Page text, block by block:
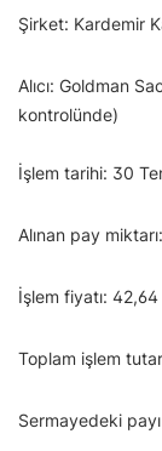
Şirket: Kardemir
Alıcı: Goldman
kontrolünde)
İşlem tarihi: 30
Alınan pay
İşlem fiyatı: 42,64
Toplam işlem
Sermayedeki